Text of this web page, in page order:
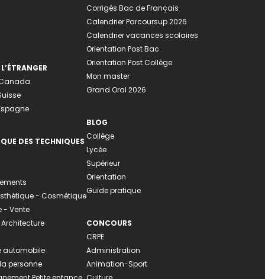
DES TECHNIQUES
- Cosmétique
- Vente
automobile
personne
Corrigés Bac de Français
Calendrier Parcoursup 2026
Calendrier vacances scolaires
Orientation Post Bac
Orientation Post Collège
Mon master
Grand Oral 2026
BLOG
Collège
Lycée
Supérieur
Orientation
Guide pratique
CONCOURS
CRPE
Administration
Animation-Sport